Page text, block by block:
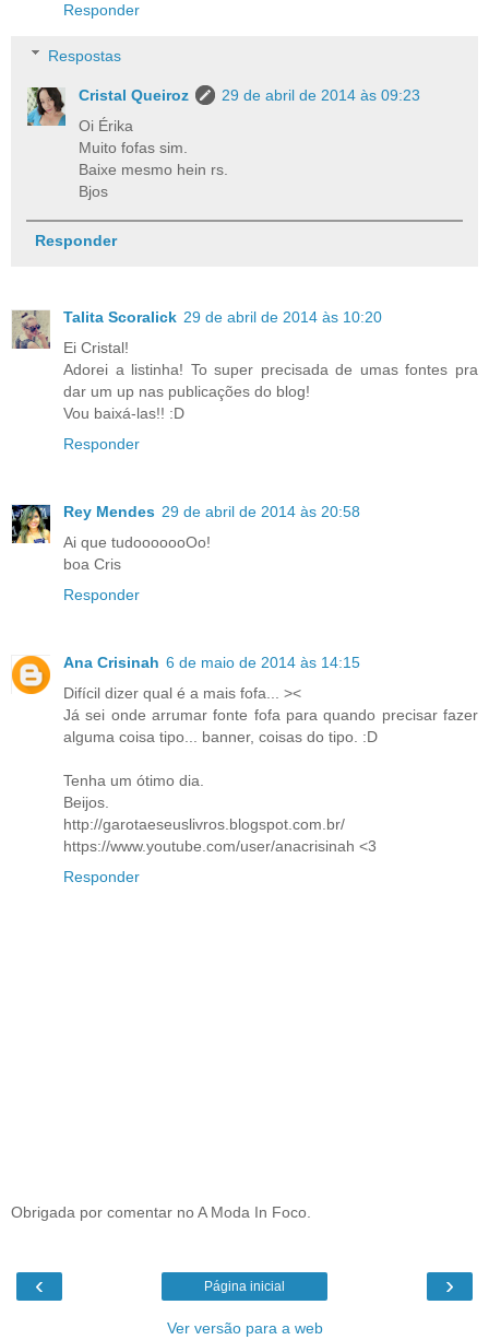
Responder
Respostas
Cristal Queiroz
29 de abril de 2014 às 09:23
Oi Érika
Muito fofas sim.
Baixe mesmo hein rs.
Bjos
Responder
Talita Scoralick 29 de abril de 2014 às 10:20
Ei Cristal!
Adorei a listinha! To super precisada de umas fontes pra
dar um up nas publicações do blog!
Vou baixá-las!! :D
Responder
Rey Mendes 29 de abril de 2014 às 20:58
Ai que tudooooooOo!
boa Cris
Responder
Ana Crisinah 6 de maio de 2014 às 14:15
Difícil dizer qual é a mais fofa... ><
Já sei onde arrumar fonte fofa para quando precisar fazer
alguma coisa tipo... banner, coisas do tipo. :D
Tenha um ótimo dia.
Beijos.
http://garotaeseuslivros.blogspot.com.br/
https://www.youtube.com/user/anacrisinah <3
Responder
Obrigada por comentar no A Moda In Foco.
‹ ›
Página inicial
Ver versão para a web